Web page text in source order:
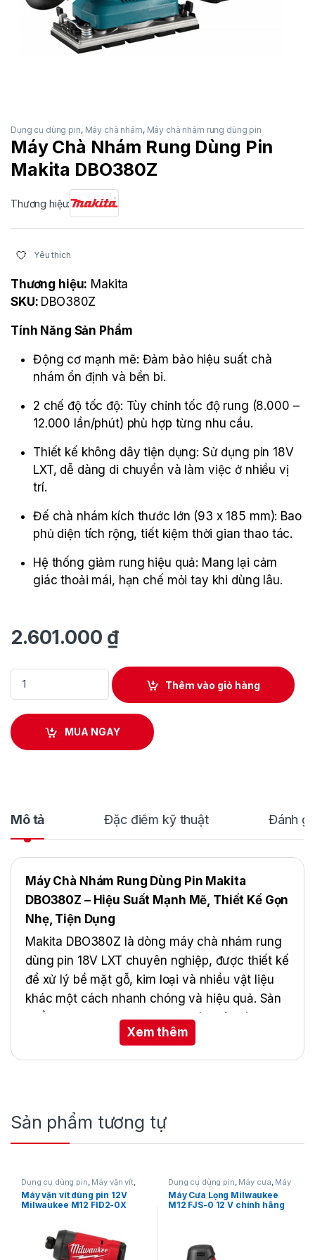
Dụng cụ dùng pin, Máy chà nhám, Máy chà nhám rung dùng pin
Máy Chà Nhám Rung Dùng Pin
Makita DBO380Z
Thương hiệu:
Yêu thích
Thương hiệu: Makita
SKU: DBO380Z
Tính Năng Sản Phẩm
Động cơ mạnh mẽ: Đảm bảo hiệu suất chà
nhám ổn định và bền bỉ.
2 chế độ tốc độ: Tùy chỉnh tốc độ rung (8.000 –
12.000 lần/phút) phù hợp từng nhu cầu.
Thiết kế không dây tiện dụng: Sử dụng pin 18V
LXT, dễ dàng di chuyển và làm việc ở nhiều vị
trí.
Đế chà nhám kích thước lớn (93 x 185 mm): Bao
phủ diện tích rộng, tiết kiệm thời gian thao tác.
Hệ thống giảm rung hiệu quả: Mang lại cảm
giác thoải mái, hạn chế mỏi tay khi dùng lâu.
2.601.000 ₫
Máy Chà Nhám Rung Dùng Pin Makita DBO380Z quantity
Thêm vào giỏ hàng
MUA NGAY
Mô tả Đặc điểm kỹ thuật Đánh
Máy Chà Nhám Rung Dùng Pin Makita
DBO380Z – Hiệu Suất Mạnh Mẽ, Thiết Kế Gọn
Nhẹ, Tiện Dụng
Makita DBO380Z là dòng máy chà nhám rung
dùng pin 18V LXT chuyên nghiệp, được thiết kế
để xử lý bề mặt gỗ, kim loại và nhiều vật liệu
khác một cách nhanh chóng và hiệu quả. Sản
phẩm mang lại khả năng vận hành êm ái, giảm
rung, đồng thời duy trì hiệu suất bền bỉ, giúp
mộc, công trình nội thất và người dùng DIY.
Xem thêm
Sản phẩm tương tự
Dụng cụ dùng pin Máy vặn vít,
Máy vặn vít dùng pin 12V
Milwaukee
Máy vặn vít dùng pin 12V
Milwaukee M12 FID2-0X
Dụng cụ dùng pin Máy cưa Máy
cưa lọng dùng pin,Milwaukee
Máy Cưa Lọng Milwaukee
M12 FJS-0 12 V chính hãng